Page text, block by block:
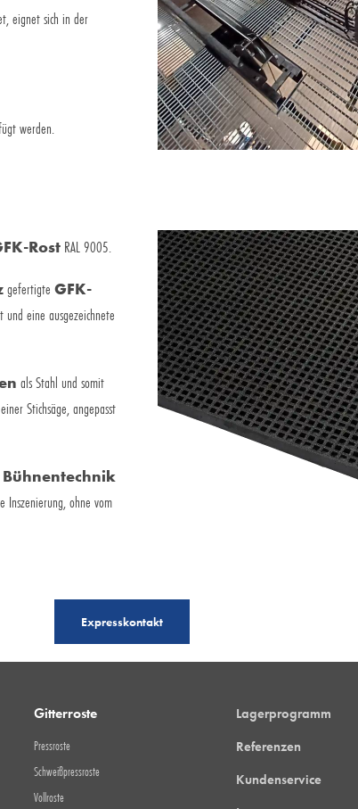
eignet sich in der
werden.
Rost RAL 9005.
gefertigte GFK-
und eine ausgezeichnete
als Stahl und somit
Stichsäge, angepasst
ohne vom
Expresskontakt
Gitterroste
Pressroste
Schweißpressroste
Vollroste
Lagerprogramm
Referenzen
Kundenservice